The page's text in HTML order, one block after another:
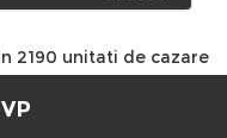
2190 unitati de cazare